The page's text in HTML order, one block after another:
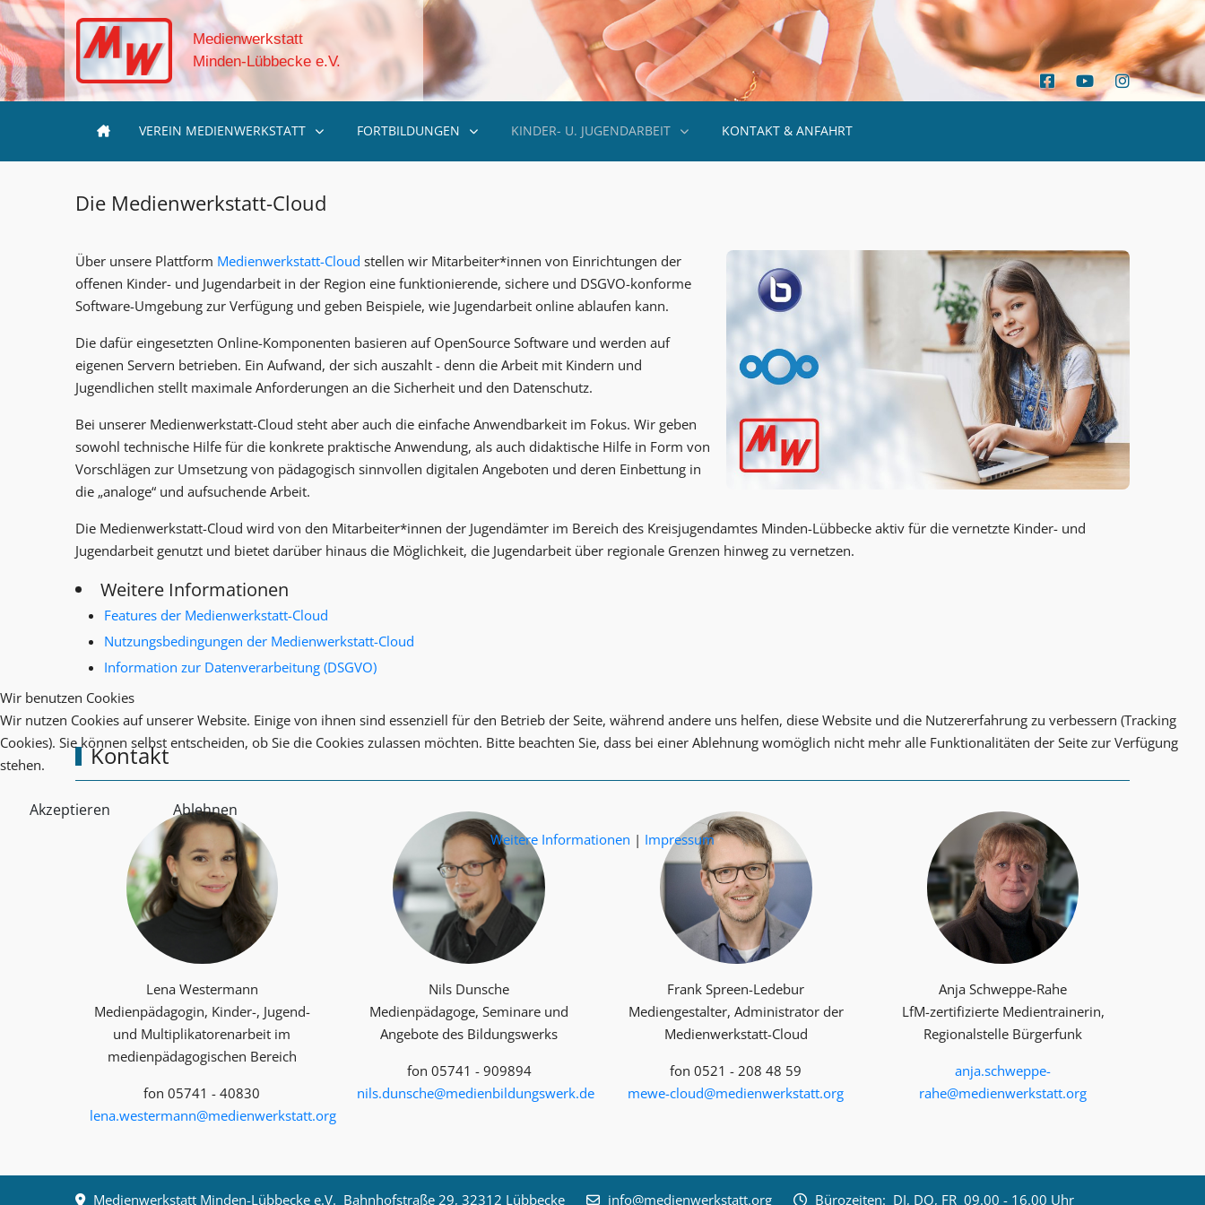
Medienwerkstatt
Minden-Lübbecke e.V.
VEREIN MEDIENWERKSTATT FORTBILDUNGEN KINDER- U. JUGENDARBEIT KONTAKT & ANFAHRT
Die Medienwerkstatt-Cloud
Über unsere Plattform Medienwerkstatt-Cloud stellen wir Mitarbeiter*innen von Einrichtungen der
offenen Kinder- und Jugendarbeit in der Region eine funktionierende, sichere und DSGVO-konforme
Software-Umgebung zur Verfügung und geben Beispiele, wie Jugendarbeit online ablaufen kann.
Die dafür eingesetzten Online-Komponenten basieren auf OpenSource Software und werden auf
eigenen Servern betrieben. Ein Aufwand, der sich auszahlt - denn die Arbeit mit Kindern und
Jugendlichen stellt maximale Anforderungen an die Sicherheit und den Datenschutz.
Bei unserer Medienwerkstatt-Cloud steht aber auch die einfache Anwendbarkeit im Fokus. Wir geben
sowohl technische Hilfe für die konkrete praktische Anwendung, als auch didaktische Hilfe in Form von
Vorschlägen zur Umsetzung von pädagogisch sinnvollen digitalen Angeboten und deren Einbettung in
die „analoge“ und aufsuchende Arbeit.
Die Medienwerkstatt-Cloud wird von den Mitarbeiter*innen der Jugendämter im Bereich des Kreisjugendamtes Minden-Lübbecke aktiv für die vernetzte Kinder- und
Jugendarbeit genutzt und bietet darüber hinaus die Möglichkeit, die Jugendarbeit über regionale Grenzen hinweg zu vernetzen.
Weitere Informationen
Features der Medienwerkstatt-Cloud
Nutzungsbedingungen der Medienwerkstatt-Cloud
Information zur Datenverarbeitung (DSGVO)
Kontakt
Lena Westermann
Medienpädagogin, Kinder-, Jugend-
und Multiplika­toren­arbeit im
medienpädagogischen Bereich
fon 05741 - 40830
lena.westermann@medienwerkstatt.org
Nils Dunsche
Medienpädagoge, Seminare und
Angebote des Bildungswerks
fon 05741 - 909894
nils.dunsche@medienbildungswerk.de
Frank Spreen-Ledebur
Mediengestalter, Administrator der
Medienwerkstatt-Cloud
fon 0521 - 208 48 59
mewe-cloud@medienwerkstatt.org
Anja Schweppe-Rahe
LfM-zertifizierte Medientrainerin,
Regionalstelle Bürgerfunk
anja.schweppe-
rahe@medienwerkstatt.org
Medienwerkstatt Minden-Lübbecke e.V. Bahnhofstraße 29, 32312 Lübbecke info@medienwerkstatt.org Bürozeiten: DI, DO, FR 09.00 - 16.00 Uhr
Wir benutzen Cookies
Wir nutzen Cookies auf unserer Website. Einige von ihnen sind essenziell für den Betrieb der Seite, während andere uns helfen, diese Website und die Nutzererfahrung zu verbessern (Tracking
Cookies). Sie können selbst entscheiden, ob Sie die Cookies zulassen möchten. Bitte beachten Sie, dass bei einer Ablehnung womöglich nicht mehr alle Funktionalitäten der Seite zur Verfügung
stehen.
Akzeptieren Ablehnen
Weitere Informationen | Impressum